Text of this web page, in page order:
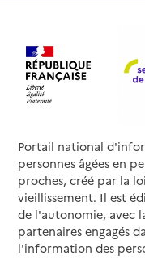
Portail national
personnes âgées en
proches, créé par la
vieillissement. Il est
de l'autonomie, avec
partenaires engagés
l'information des